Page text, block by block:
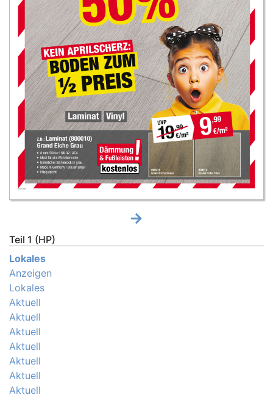
Teil 1 (HP)
Lokales
Anzeigen
Lokales
Aktuell
Aktuell
Aktuell
Aktuell
Aktuell
Aktuell
Aktuell